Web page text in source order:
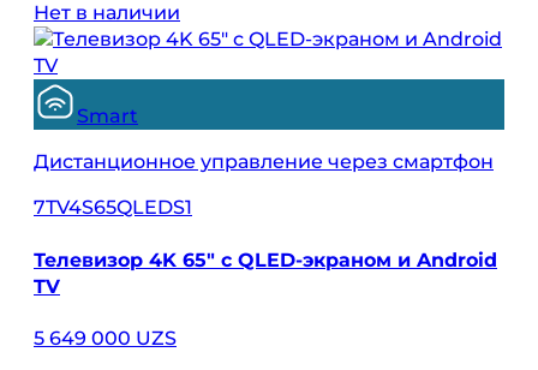
Нет в наличии
Smart
Дистанционное управление через смартфон
7TV4S65QLEDS1
Телевизор 4K 65″ с QLED-экраном и Android
TV
5 649 000 UZS